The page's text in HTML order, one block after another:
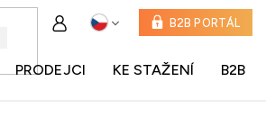
B2B PORTÁL
PRODEJCI KE STAŽENÍ B2B